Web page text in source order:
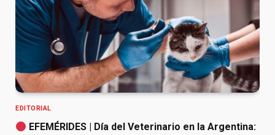
EDITORIAL
EFEMÉRIDES | Día del Veterinario en la Argentina: